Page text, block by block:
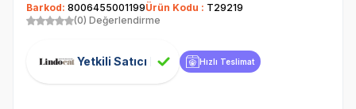
Barkod: 8006455001199Ürün Kodu : T29219
(0) Değerlendirme
Yetkili Satıcı Hızlı Teslimat